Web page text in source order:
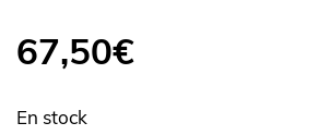
67,50€
En stock